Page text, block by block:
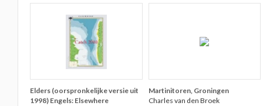
Elders (oorspronkelijke versie uit
1998) Engels: Elsewhere
Martinitoren, Groningen
Charles van den Broek